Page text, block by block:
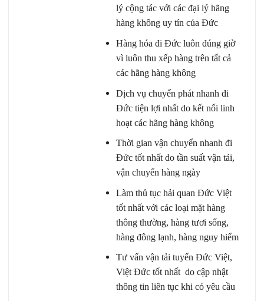
lý cộng tác với các đại lý hãng
hàng không uy tín của Đức
Hàng hóa đi Đức luôn đúng giờ
vì luôn thu xếp hàng trên tất cả
các hãng hàng không
Dịch vụ chuyển phát nhanh đi
Đức tiện lợi nhất do kết nối linh
hoạt các hãng hàng không
Thời gian vận chuyển nhanh đi
Đức tốt nhất do tần suất vận tải,
vận chuyển hàng ngày
Làm thủ tục hải quan Đức Việt
tốt nhất với các loại mặt hàng
thông thường, hàng tươi sống,
hàng đông lạnh, hàng nguy hiểm
Tư vấn vận tải tuyến Đức Việt,
Việt Đức tốt nhất do cập nhật
thông tin liên tục khi có yêu cầu